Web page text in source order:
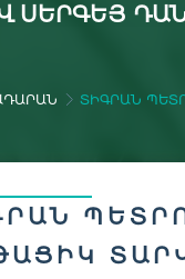
ՍԵՐԳԵՅ
ՏԻԳՐԱՆ